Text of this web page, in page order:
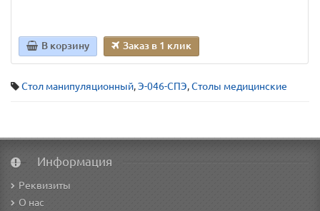
В корзину Заказ в 1 клик
Стол манипуляционный,Э-046-СПЭ,Столы медицинские
Информация
Реквизиты
О нас